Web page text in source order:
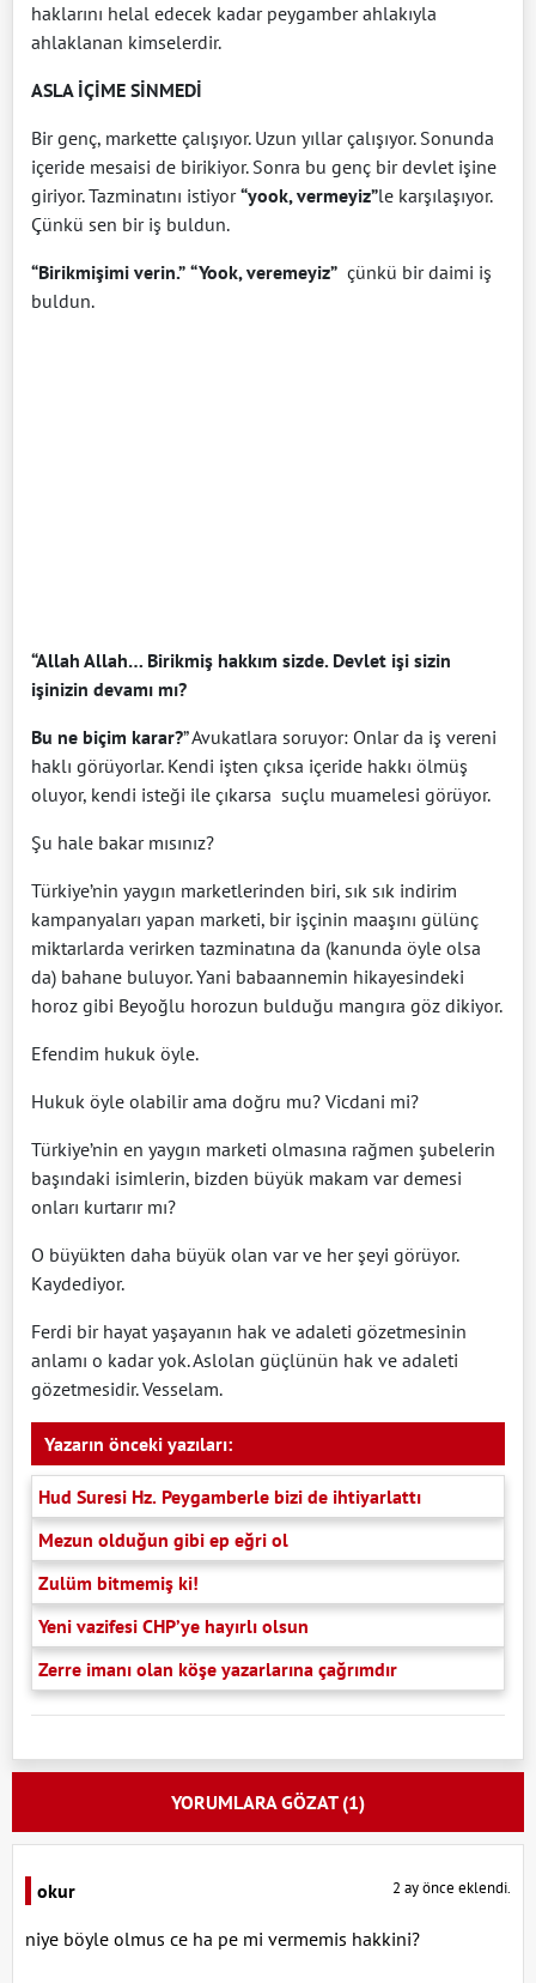
haklarını helal edecek kadar peygamber ahlakıyla
ahlaklanan kimselerdir.
ASLA İÇİME SİNMEDİ
Bir genç, markette çalışıyor. Uzun yıllar çalışıyor. Sonunda
içeride mesaisi de birikiyor. Sonra bu genç bir devlet işine
giriyor. Tazminatını istiyor“yook, vermeyiz”le karşılaşıyor.
Çünkü sen bir iş buldun.
“Birikmişimi verin.” “Yook, veremeyiz” çünkü bir daimi iş
buldun.
“Allah Allah… Birikmiş hakkım sizde. Devlet işi sizin
işinizin devamı mı?
Bu ne biçim karar?” Avukatlara soruyor: Onlar da iş vereni
haklı görüyorlar. Kendi işten çıksa içeride hakkı ölmüş
oluyor, kendi isteği ile çıkarsa suçlu muamelesi görüyor.
Şu hale bakar mısınız?
Türkiye’nin yaygın marketlerinden biri, sık sık indirim
kampanyaları yapan marketi, bir işçinin maaşını gülünç
miktarlarda verirken tazminatına da (kanunda öyle olsa
da) bahane buluyor. Yani babaannemin hikayesindeki
horoz gibi Beyoğlu horozun bulduğu mangıra göz dikiyor.
Efendim hukuk öyle.
Hukuk öyle olabilir ama doğru mu? Vicdani mi?
Türkiye’nin en yaygın marketi olmasına rağmen şubelerin
başındaki isimlerin, bizden büyük makam var demesi
onları kurtarır mı?
O büyükten daha büyük olan var ve her şeyi görüyor.
Kaydediyor.
Ferdi bir hayat yaşayanın hak ve adaleti gözetmesinin
anlamı o kadar yok. Aslolan güçlünün hak ve adaleti
gözetmesidir. Vesselam.
Yazarın önceki yazıları:
Hud Suresi Hz. Peygamberle bizi de ihtiyarlattı
Mezun olduğun gibi ep eğri ol
Zulüm bitmemiş ki!
Yeni vazifesi CHP’ye hayırlı olsun
Zerre imanı olan köşe yazarlarına çağrımdır
YORUMLARA GÖZAT (1)
okur 2 ay önce eklendi.
niye böyle olmus ce ha pe mi vermemis hakkini?